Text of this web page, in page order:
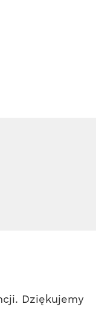
Dziękujemy